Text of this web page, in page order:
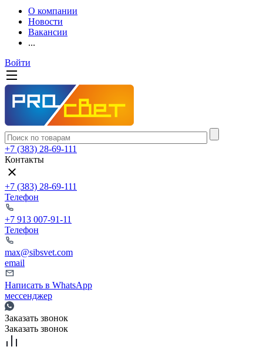
О компании
Новости
Вакансии
...
Войти
+7 (383) 28-69-111
Контакты
+7 (383) 28-69-111
Телефон
+7 913 007-91-11
Телефон
max@sibsvet.com
email
Написать в WhatsApp
мессенджер
Заказать звонок
Заказать звонок